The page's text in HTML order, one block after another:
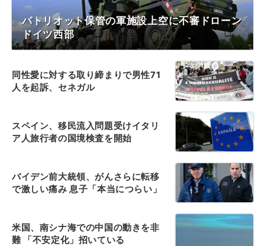
パトリオット保管の軍施設上空に不審ドローン
ドイツ西部
同性愛に対する取り締まりで男性71
人を起訴、セネガル
スペイン、移民流入問題受けイタリ
ア人旅行者の国境検査を開始
バイデン前大統領、がんさらに転移
で激しい痛み 息子「本当につらい」
米国、南シナ海での中国の動きを非
難 「不安定化」招いている